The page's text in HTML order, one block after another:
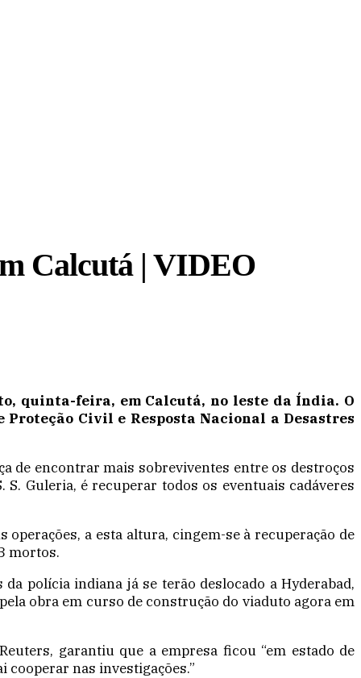
Calcutá | VIDEO
quinta-feira, em Calcutá, no leste da Índia. O
Civil e Resposta Nacional a Desastres
de encontrar mais sobreviventes entre os destroços
S. Guleria, é recuperar todos os eventuais cadáveres
a esta altura, cingem-se à recuperação de
mortos.
polícia indiana já se terão deslocado a Hyderabad,
obra em curso de construção do viaduto agora em
garantiu que a empresa ficou “em estado de
cooperar nas investigações.”